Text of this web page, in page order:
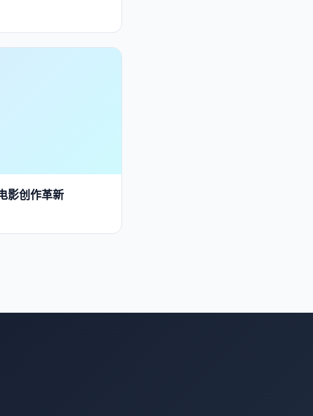
影创作革新